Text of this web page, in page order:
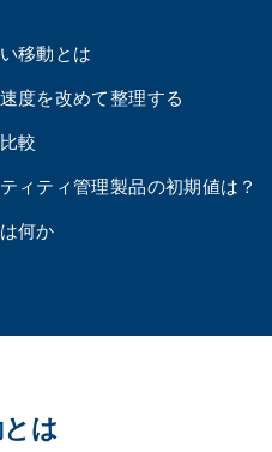
移動とは
度を改めて整理する
較
ィティ管理製品の初期値は？
何か
は